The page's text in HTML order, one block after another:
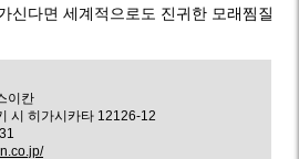
신다면 세계적으로도 진귀한 모래찜질
이칸
시 히가시카타 12126-12